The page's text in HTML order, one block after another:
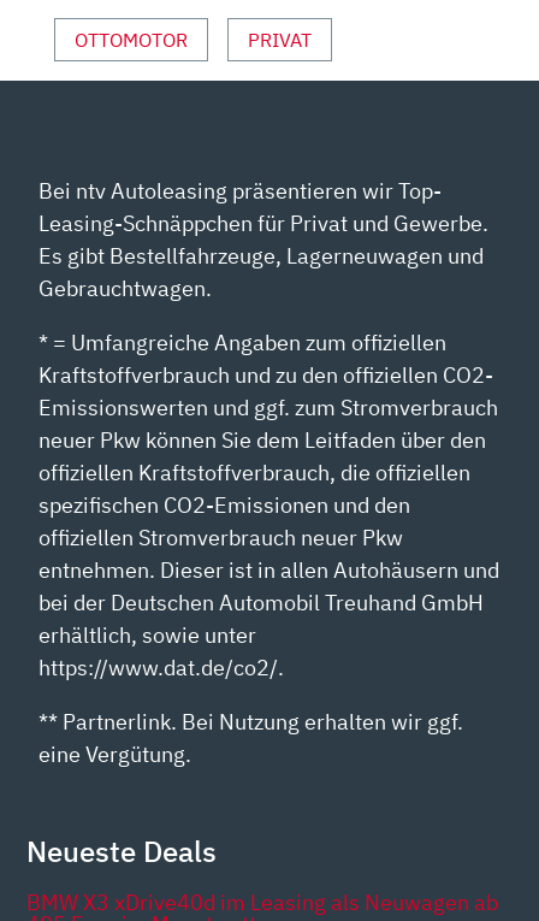
OTTOMOTOR PRIVAT
Bei ntv Autoleasing präsentieren wir Top-
Leasing-Schnäppchen für Privat und Gewerbe.
Es gibt Bestellfahrzeuge, Lagerneuwagen und
Gebrauchtwagen.
* = Umfangreiche Angaben zum offiziellen
Kraftstoffverbrauch und zu den offiziellen CO2-
Emissionswerten und ggf. zum Stromverbrauch
neuer Pkw können Sie dem Leitfaden über den
offiziellen Kraftstoffverbrauch, die offiziellen
spezifischen CO2-Emissionen und den
offiziellen Stromverbrauch neuer Pkw
entnehmen. Dieser ist in allen Autohäusern und
bei der Deutschen Automobil Treuhand GmbH
erhältlich, sowie unter
https://www.dat.de/co2/.
** Partnerlink. Bei Nutzung erhalten wir ggf.
eine Vergütung.
Neueste Deals
BMW X3 xDrive40d im Leasing als Neuwagen ab